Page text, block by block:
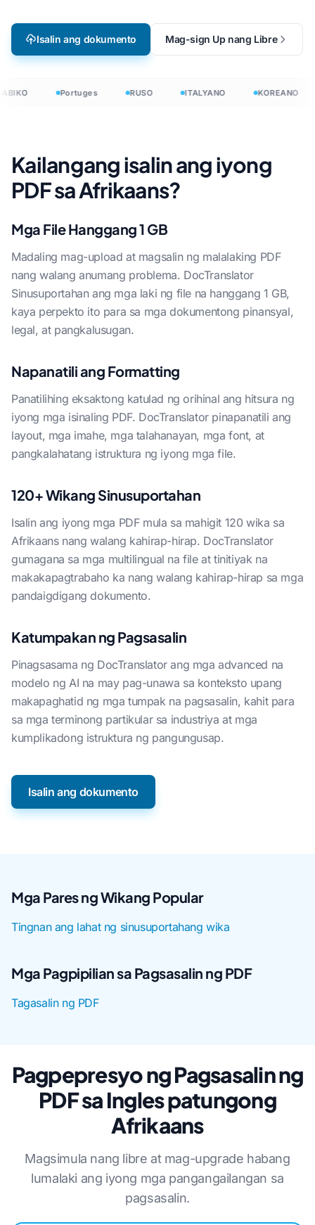
Isalin ang dokumento Mag-sign Up nang Libre
Portuges RUSO ITALYANO KOREANO
Kailangang isalin ang iyong
PDF sa Afrikaans?
Mga File Hanggang 1 GB
Madaling mag-upload at magsalin ng malalaking PDF
nang walang anumang problema. DocTranslator
Sinusuportahan ang mga laki ng file na hanggang 1 GB,
kaya perpekto ito para sa mga dokumentong pinansyal,
legal, at pangkalusugan.
Napanatili ang Formatting
Panatilihing eksaktong katulad ng orihinal ang hitsura ng
iyong mga isinaling PDF. DocTranslator pinapanatili ang
layout, mga imahe, mga talahanayan, mga font, at
pangkalahatang istruktura ng iyong mga file.
120+ Wikang Sinusuportahan
Isalin ang iyong mga PDF mula sa mahigit 120 wika sa
Afrikaans nang walang kahirap-hirap. DocTranslator
gumagana sa mga multilingual na file at tinitiyak na
makakapagtrabaho ka nang walang kahirap-hirap sa mga
pandaigdigang dokumento.
Katumpakan ng Pagsasalin
Pinagsasama ng DocTranslator ang mga advanced na
modelo ng AI na may pag-unawa sa konteksto upang
makapaghatid ng mga tumpak na pagsasalin, kahit para
sa mga terminong partikular sa industriya at mga
kumplikadong istruktura ng pangungusap.
Isalin ang dokumento
Mga Pares ng Wikang Popular
Tingnan ang lahat ng sinusuportahang wika
Mga Pagpipilian sa Pagsasalin ng PDF
Tagasalin ng PDF
Pagpepresyo ng Pagsasalin ng
PDF sa Ingles patungong
Afrikaans
Magsimula nang libre at mag-upgrade habang
lumalaki ang iyong mga pangangailangan sa
pagsasalin.